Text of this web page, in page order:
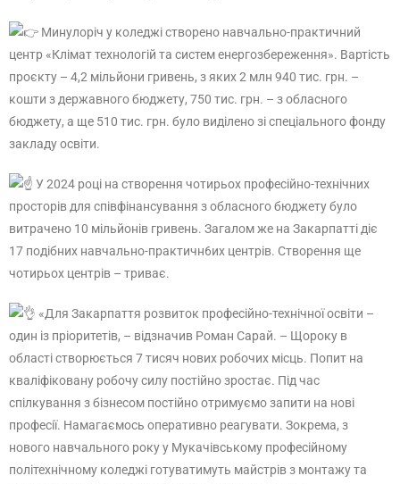
Минулоріч у коледжі створено навчально-практичний
центр «Клімат технологій та систем енергозбереження». Вартість
проєкту – 4,2 мільйони гривень, з яких 2 млн 940 тис. грн. –
кошти з державного бюджету, 750 тис. грн. – з обласного
бюджету, а ще 510 тис. грн. було виділено зі спеціального фонду
закладу освіти.
У 2024 році на створення чотирьох професійно-технічних
просторів для співфінансування з обласного бюджету було
витрачено 10 мільйонів гривень. Загалом же на Закарпатті діє
17 подібних навчально-практичн6их центрів. Створення ще
чотирьох центрів – триває.
«Для Закарпаття розвиток професійно-технічної освіти –
один із пріоритетів, – відзначив Роман Сарай. – Щороку в
області створюється 7 тисяч нових робочих місць. Попит на
кваліфіковану робочу силу постійно зростає. Під час
спілкування з бізнесом постійно отримуємо запити на нові
професії. Намагаємось оперативно реагувати. Зокрема, з
нового навчального року у Мукачівському професійному
політехнічному коледжі готуватимуть майстрів з монтажу та